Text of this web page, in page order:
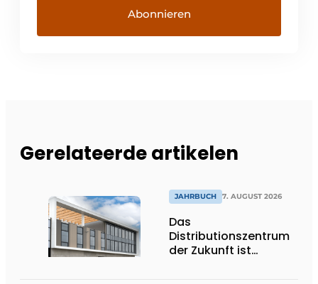
Gerelateerde artikelen
JAHRBUCH 7. AUGUST 2026
Das
Distributionszentrum
der Zukunft ist